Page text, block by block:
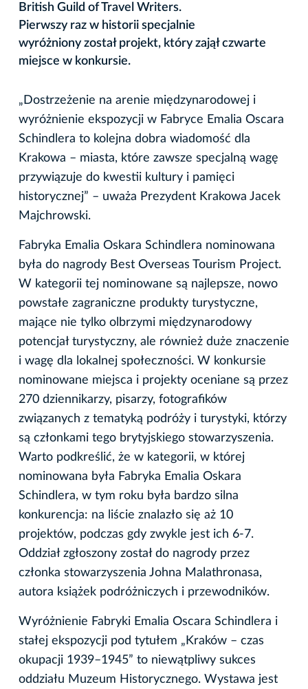
British Guild of Travel Writers.
Pierwszy raz w historii specjalnie
wyróżniony został projekt, który zajął czwarte
miejsce w konkursie.
„Dostrzeżenie na arenie międzynarodowej i
wyróżnienie ekspozycji w Fabryce Emalia Oscara
Schindlera to kolejna dobra wiadomość dla
Krakowa – miasta, które zawsze specjalną wagę
przywiązuje do kwestii kultury i pamięci
historycznej” – uważa Prezydent Krakowa Jacek
Majchrowski.
Fabryka Emalia Oskara Schindlera nominowana
była do nagrody Best Overseas Tourism Project.
W kategorii tej nominowane są najlepsze, nowo
powstałe zagraniczne produkty turystyczne,
mające nie tylko olbrzymi międzynarodowy
potencjał turystyczny, ale również duże znaczenie
i wagę dla lokalnej społeczności. W konkursie
nominowane miejsca i projekty oceniane są przez
270 dziennikarzy, pisarzy, fotografików
związanych z tematyką podróży i turystyki, którzy
są członkami tego brytyjskiego stowarzyszenia.
Warto podkreślić, że w kategorii, w której
nominowana była Fabryka Emalia Oskara
Schindlera, w tym roku była bardzo silna
konkurencja: na liście znalazło się aż 10
projektów, podczas gdy zwykle jest ich 6-7.
Oddział zgłoszony został do nagrody przez
członka stowarzyszenia Johna Malathronasa,
autora książek podróżniczych i przewodników.
Wyróżnienie Fabryki Emalia Oscara Schindlera i
stałej ekspozycji pod tytułem „Kraków – czas
okupacji 1939–1945” to niewątpliwy sukces
oddziału Muzeum Historycznego. Wystawa jest